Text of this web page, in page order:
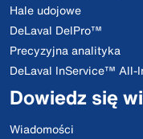
Hale udojowe
DeLaval DelPro™
Precyzyjna analityka
DeLaval InService™ All-
Dowiedz się
Wiadomości